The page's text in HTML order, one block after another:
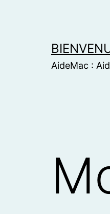
AideMac :